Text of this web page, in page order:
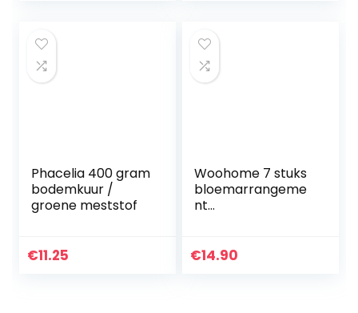
Phacelia 400 gram
bodemkuur /
groene meststof
€11.25
Woohome 7 stuks
bloemarrangeme
nt
26 gauge groen
€14.90